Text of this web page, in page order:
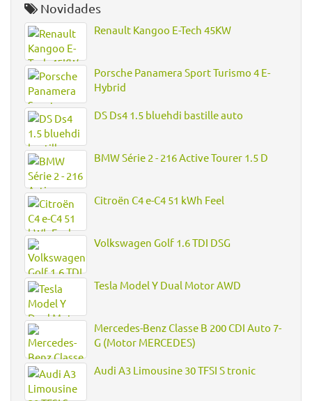
Novidades
Renault Kangoo E-Tech 45KW
Porsche Panamera Sport Turismo 4 E-
Hybrid
DS Ds4 1.5 bluehdi bastille auto
BMW Série 2 - 216 Active Tourer 1.5 D
Citroën C4 e-C4 51 kWh Feel
Volkswagen Golf 1.6 TDI DSG
Tesla Model Y Dual Motor AWD
Mercedes-Benz Classe B 200 CDI Auto 7-
G (Motor MERCEDES)
Audi A3 Limousine 30 TFSI S tronic